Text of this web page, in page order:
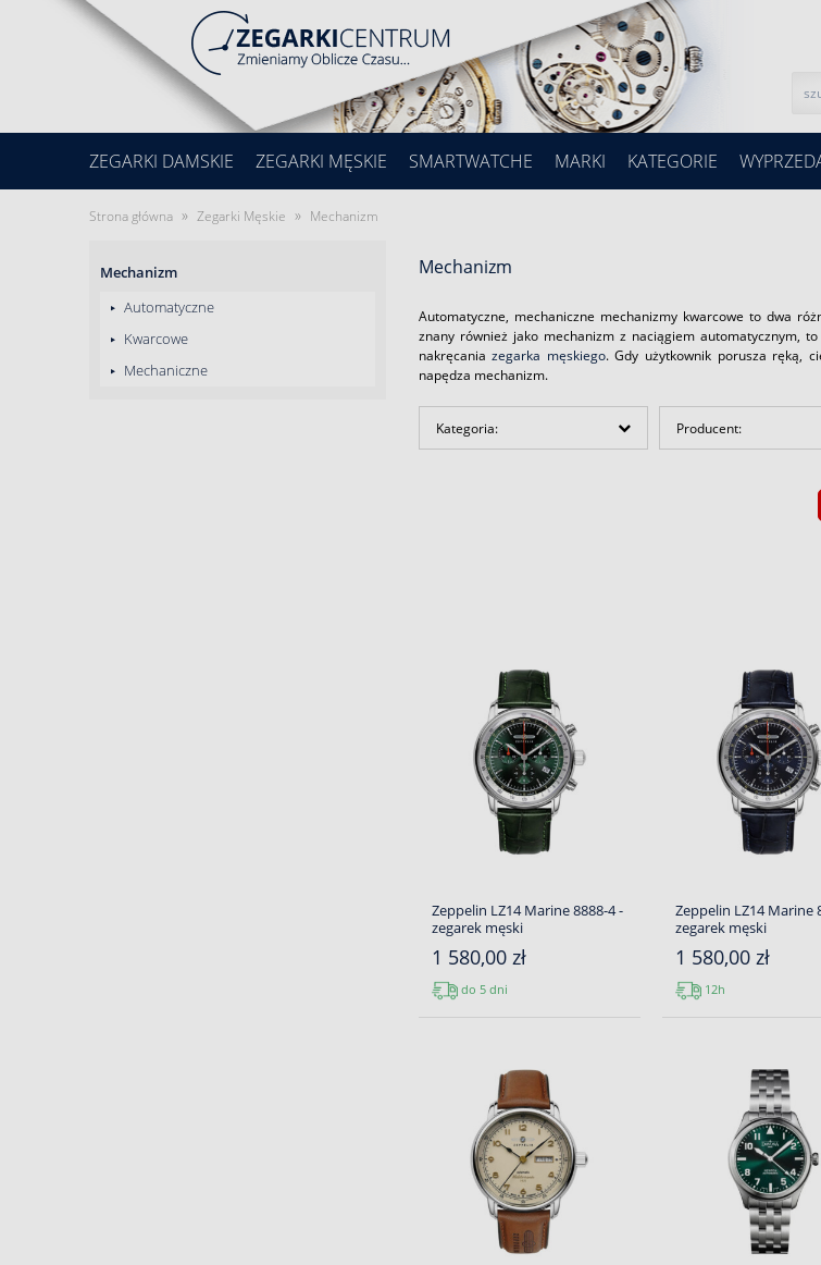
ZEGARKI DAMSKIE ZEGARKI MĘSKIE SMARTWATCHE MARKI KATEGORIE
Strona główna » Zegarki Męskie » Mechanizm
Mechanizm
Automatyczne
Kwarcowe
Mechaniczne
Mechanizm
Automatyczne, mechaniczne mechanizmy kwarcowe to dwa
znany również jako mechanizm z naciągiem automatycznym,
nakręcaniazegarka męskiego. Gdy użytkownik porusza ręką,
napędza mechanizm.
Kategoria: Producent:
Zeppelin LZ14 Marine 8888-4 -
zegarek męski
1 580,00 zł
do 5 dni
Zeppelin LZ14 Marine
zegarek męski
1 580,00 zł
12h